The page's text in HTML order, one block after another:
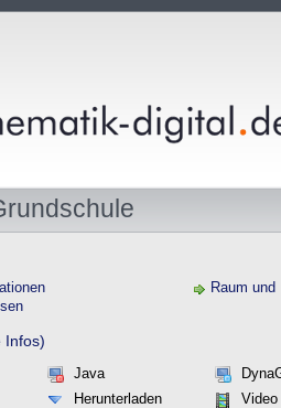
Raum und
Infos)
Java
Herunterladen Video